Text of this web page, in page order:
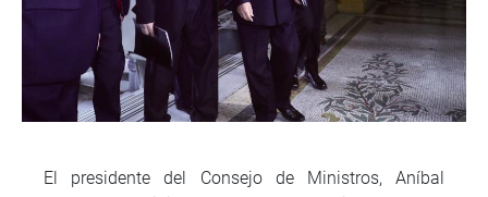
El presidente del Consejo de Ministros, Aníbal